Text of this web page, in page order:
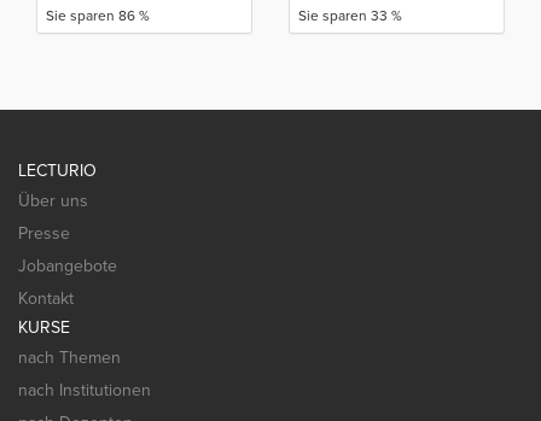
Sie sparen 86 % Sie sparen 33 %
LECTURIO
Über uns
Presse
Jobangebote
Kontakt
KURSE
nach Themen
nach Institutionen